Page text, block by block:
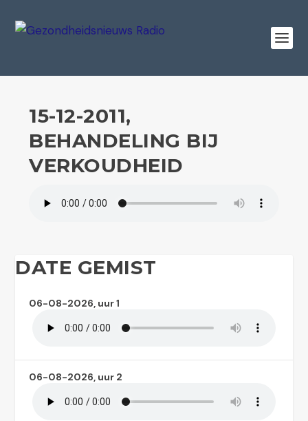
15-12-2011,
BEHANDELING BIJ
VERKOUDHEID
DATE GEMIST
06-08-2026, uur 1
06-08-2026, uur 2